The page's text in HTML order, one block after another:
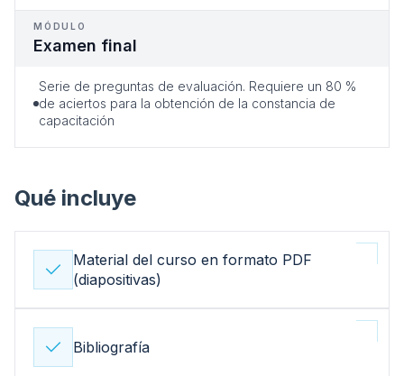
MÓDULO
Examen final
Serie de preguntas de evaluación. Requiere un 80 %
de aciertos para la obtención de la constancia de
capacitación
Qué incluye
Material del curso en formato PDF
(diapositivas)
Bibliografía